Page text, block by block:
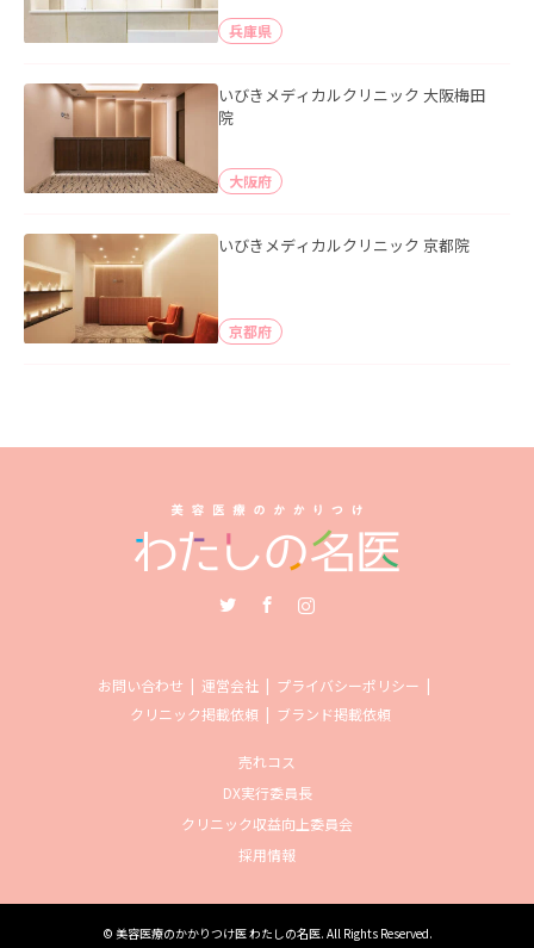
兵庫県
いびきメディカルクリニック 大阪梅田
院
大阪府
いびきメディカルクリニック 京都院
京都府
お問い合わせ 運営会社
プライバシーポリシー
クリニック掲載依頼
ブランド掲載依頼
売れコス
DX実行委員長
クリニック収益向上委員会
採用情報
© 美容医療のかかりつけ医 わたしの名医. All Rights Reserved.